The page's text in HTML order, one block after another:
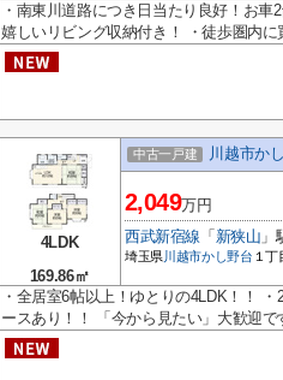
・南東川道路につき日当たり良好！お
嬉しいリビング収納付き！ ・徒歩圏内
4LDK
169.86㎡
中古一戸建 川越市か
2,049万円
西武新宿線 「 新狭山 」
埼玉県川越市かし野台 １丁
・全居室6帖以上！ゆとりの4LDK！！
ースあり！！ 「今から見たい」大歓迎